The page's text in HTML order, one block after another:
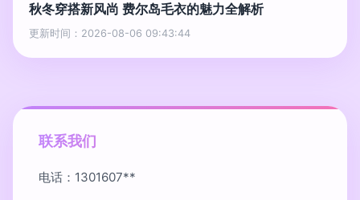
秋冬穿搭新风尚 费尔岛毛衣的魅力全解析
更新时间：2026-08-06 09:43:44
联系我们
电话：1301607**